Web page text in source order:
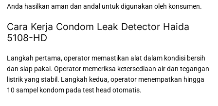
Anda hasilkan aman dan andal untuk digunakan oleh konsumen.
Cara Kerja Condom Leak Detector Haida
5108-HD
Langkah pertama, operator memastikan alat dalam kondisi bersih
dan siap pakai. Operator memeriksa ketersediaan air dan tegangan
listrik yang stabil. Langkah kedua, operator menempatkan hingga
10 sampel kondom pada test head otomatis.